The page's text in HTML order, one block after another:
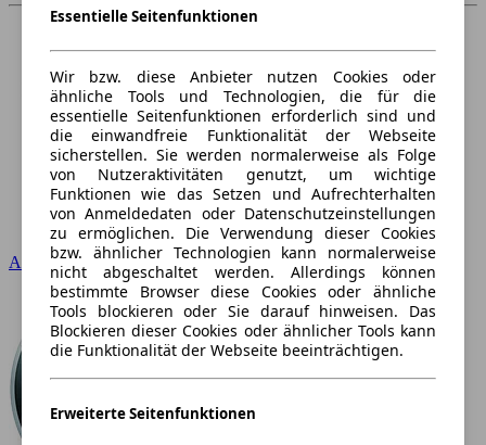
Audi
Essentielle Seitenfunktionen
Wir bzw. diese Anbieter nutzen Cookies oder
ähnliche Tools und Technologien, die für die
essentielle Seitenfunktionen erforderlich sind und
die einwandfreie Funktionalität der Webseite
sicherstellen. Sie werden normalerweise als Folge
von Nutzeraktivitäten genutzt, um wichtige
Funktionen wie das Setzen und Aufrechterhalten
von Anmeldedaten oder Datenschutzeinstellungen
zu ermöglichen. Die Verwendung dieser Cookies
bzw. ähnlicher Technologien kann normalerweise
nicht abgeschaltet werden. Allerdings können
bestimmte Browser diese Cookies oder ähnliche
Tools blockieren oder Sie darauf hinweisen. Das
Blockieren dieser Cookies oder ähnlicher Tools kann
die Funktionalität der Webseite beeinträchtigen.
Erweiterte Seitenfunktionen